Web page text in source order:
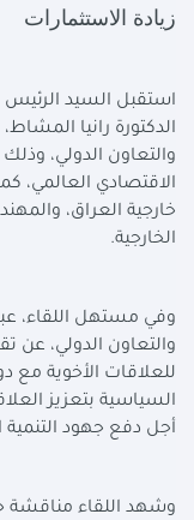
زيادة الاستثمارات
استقبل السيد الرئيس
الدكتورة رانيا
والتعاون الدولي،
الاقتصادي العالمي،
خارجية العراق،
الخارجية.
وفي مستهل اللقاء،
والتعاون الدولي، عن
للعلاقات الأخوية مع
السياسية بتعزيز
أجل دفع جهود التنمية
وشهد اللقاء مناقشة